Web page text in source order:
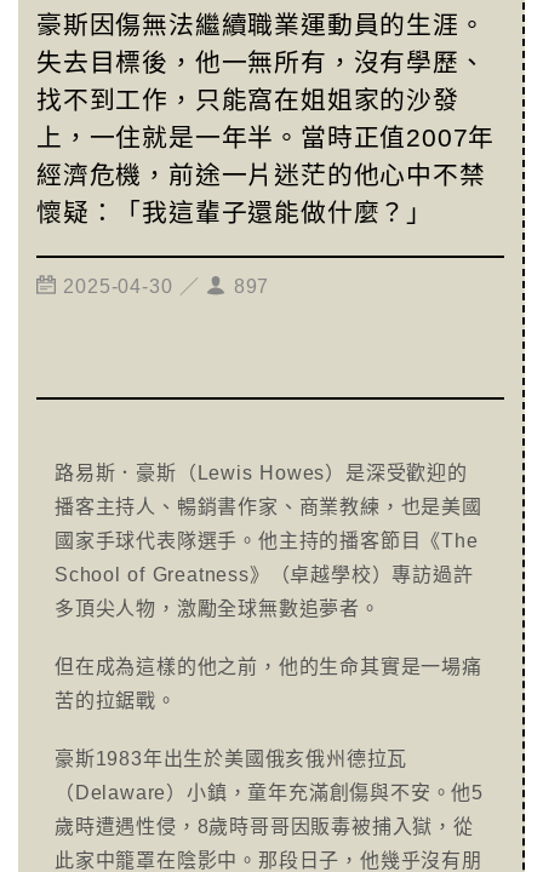
豪斯因傷無法繼續職業運動員的生涯。
失去目標後，他一無所有，沒有學歷、
找不到工作，只能窩在姐姐家的沙發
上，一住就是一年半。當時正值2007年
經濟危機，前途一片迷茫的他心中不禁
懷疑：「我這輩子還能做什麼？」
2025-04-30 ／ 897
路易斯．豪斯（Lewis Howes）是深受歡迎的
播客主持人、暢銷書作家、商業教練，也是美國
國家手球代表隊選手。他主持的播客節目《The
School of Greatness》（卓越學校）專訪過許
多頂尖人物，激勵全球無數追夢者。
但在成為這樣的他之前，他的生命其實是一場痛
苦的拉鋸戰。
豪斯1983年出生於美國俄亥俄州德拉瓦
（Delaware）小鎮，童年充滿創傷與不安。他5
歲時遭遇性侵，8歲時哥哥因販毒被捕入獄，從
此家中籠罩在陰影中。那段日子，他幾乎沒有朋